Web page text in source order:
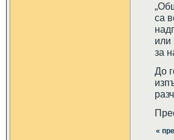
са
или
за
До
«